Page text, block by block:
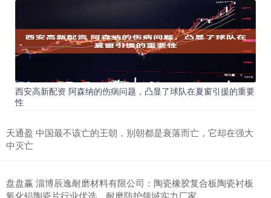
西安高新配资 阿森纳的伤病问题，凸显了球队在夏窗引援的重要
性
天通盈 中国最不该亡的王朝，别朝都是衰落而亡，它却在强大
中灭亡
盘盘赢 淄博辰逸耐磨材料有限公司：陶瓷橡胶复合板陶瓷衬板
氧化铝陶瓷片行业优选，耐磨防护领域实力厂家